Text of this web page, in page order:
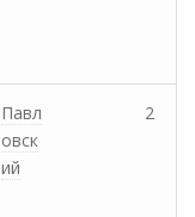
Павл
овск
ий
2